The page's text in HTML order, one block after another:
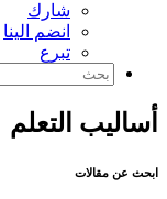
شارك
انضم الينا
تبرع
أساليب التعلم
ابحث عن مقالات